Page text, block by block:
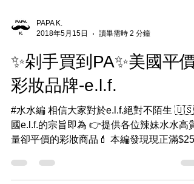
PAPA K.
2018年5月15日
讀畢需時 2 分鐘
✨剁手買到PA✨美國平價
彩妝品牌-e.l.f.
國e.l.f.的宗旨即為 👉提供各位辣妹水水高質
量卻平價的彩妝商品💄 本編發現現正滿$25